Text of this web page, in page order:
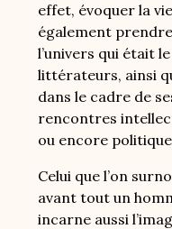
effet, évoquer la
également
l’univers qui était
littérateurs, ainsi
dans le cadre de
rencontres
ou encore
Celui que l’on
avant tout un
incarne aussi